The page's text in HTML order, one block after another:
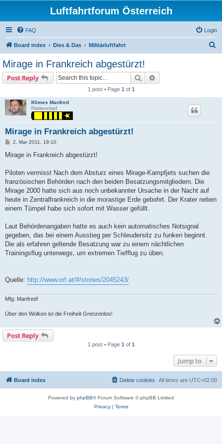
Luftfahrtforum Österreich
FAQ Login
Board index Dies & Das Militärluftfahrt
Mirage in Frankreich abgestürzt!
Post Reply Search
1 post • Page 1 of 1
Klimes Manfred
Flottenchef
Mirage in Frankreich abgestürzt!
P
s
2. Mar 2011, 19:10
Mirage in Frankreich abgestürzt!
Piloten vermisst Nach dem Absturz eines Mirage-Kampfjets suchen die
französischen Behörden nach den beiden Besatzungsmitgliedern. Die
Mirage 2000 hatte sich aus noch unbekannter Ursache in der Nacht auf
heute in Zentralfrankreich in die morastige Erde gebohrt. Der Krater neben
einem Tümpel habe sich sofort mit Wasser gefüllt.
Laut Behördenangaben hatte es auch kein automatisches Notsignal
gegeben, das bei einem Ausstieg per Schleudersitz zu funken beginnt.
Die als erfahren geltende Besatzung war zu einem nächtlichen
Trainingsflug unterwegs, um extremen Tiefflug zu üben.
Quelle: http://www.orf.at/#/stories/2045243/
Mfg: Manfred!
Über den Wolken ist die Freiheit Grenzenlos!
Post Reply
1 post • Page 1 of 1
Jump to
Board index All times are UTC+02:00
Delete cookies
Powered by phpBB® Forum Software © phpBB Limited
Privacy| Terms